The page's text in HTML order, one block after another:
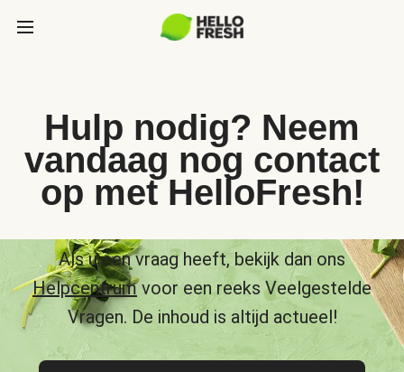
Hulp nodig? Neem
vandaag nog contact
op met HelloFresh!
Als u een vraag heeft, bekijk dan ons
Helpcentrumvoor een reeks Veelgestelde
Vragen. De inhoud is altijd actueel!